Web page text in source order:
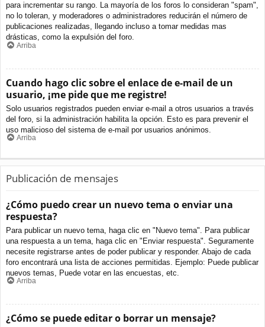
para incrementar su rango. La mayoría de los foros lo consideran "spam",
no lo toleran, y moderadores o administradores reducirán el número de
publicaciones realizadas, llegando incluso a tomar medidas mas
drásticas, como la expulsión del foro.
Arriba
Cuando hago clic sobre el enlace de e-mail de un
usuario, ¡me pide que me registre!
Solo usuarios registrados pueden enviar e-mail a otros usuarios a través
del foro, si la administración habilita la opción. Esto es para prevenir el
uso malicioso del sistema de e-mail por usuarios anónimos.
Arriba
Publicación de mensajes
¿Cómo puedo crear un nuevo tema o enviar una
respuesta?
Para publicar un nuevo tema, haga clic en "Nuevo tema". Para publicar
una respuesta a un tema, haga clic en "Enviar respuesta". Seguramente
necesite registrarse antes de poder publicar y responder. Abajo de cada
foro encontrará una lista de acciones permitidas. Ejemplo: Puede publicar
nuevos temas, Puede votar en las encuestas, etc.
Arriba
¿Cómo se puede editar o borrar un mensaje?